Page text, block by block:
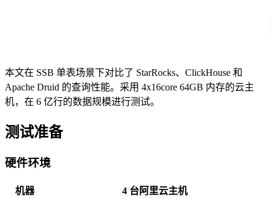
本文在 SSB 单表场景下对比了 StarRocks、ClickHouse 和
Apache Druid 的查询性能。采用 4x16core 64GB 内存的云主
机，在 6 亿行的数据规模进行测试。
测试准备
硬件环境
机器 4 台阿里云主机